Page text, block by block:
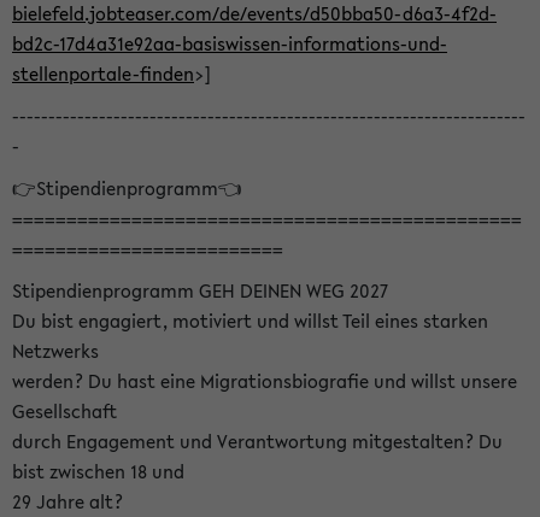
bielefeld.jobteaser.com/de/events/d50bba50-d6a3-4f2d-
bd2c-17d4a31e92aa-basiswissen-informations-und-
stellenportale-finden>]
-----------------------------------------------------------------------
-
👉Stipendienprogramm👈
===============================================
=========================
Stipendienprogramm GEH DEINEN WEG 2027
Du bist engagiert, motiviert und willst Teil eines starken
Netzwerks
werden? Du hast eine Migrationsbiografie und willst unsere
Gesellschaft
durch Engagement und Verantwortung mitgestalten? Du
bist zwischen 18 und
29 Jahre alt?